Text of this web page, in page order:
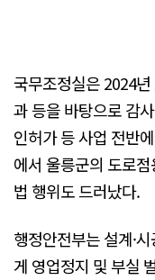
국무조정실은 2024
과 등을 바탕으로 감
인허가 등 사업 전반
에서 울릉군의 도로
법 행위도 드러났다.
행정안전부는 설계·
게 영업정지 및 부실